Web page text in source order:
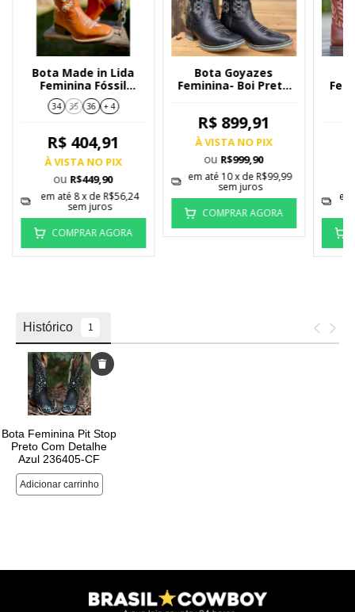
Bota Made in Lida
Feminina Fóssil
Mostarda Flor
Azbb/Pink/Bege
34 35 36 + 4
R$ 404,91
À VISTA NO PIX
ou R$449,90
em até 8x de R$56,24
sem juros
COMPRAR AGORA
Bota Goyazes
Feminina- Boi Preta
R$ 899,91
À VISTA NO PIX
ou R$999,90
em até 10x de R$99,99
sem juros
COMPRAR AGORA